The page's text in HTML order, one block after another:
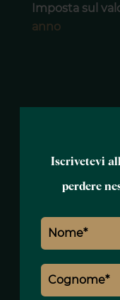
Iscrivetevi
perdere
Imposta sul
anno